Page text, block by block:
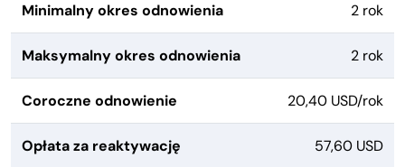
Minimalny okres odnowienia 2 rok
Maksymalny okres odnowienia 2 rok
Coroczne odnowienie 20,40 USD/rok
Opłata za reaktywację 57,60 USD